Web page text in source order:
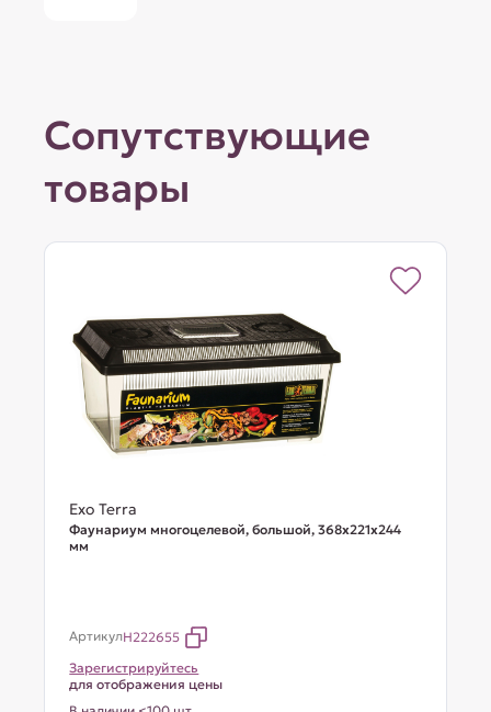
Сопутствующие
товары
Exo Terra
Фаунариум многоцелевой, большой, 368х221х244
мм
АртикулH222655
Зарегистрируйтесь
для отображения цены